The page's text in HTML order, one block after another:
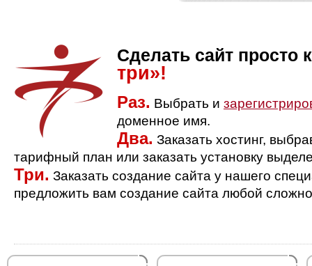
Сделать сайт просто
три»!
Раз. Выбрать и
доменное имя.
Два. Заказать хостинг,
тарифный план или заказать установку
Три. Заказать создание сайта у нашего
предложить вам создание сайта любой